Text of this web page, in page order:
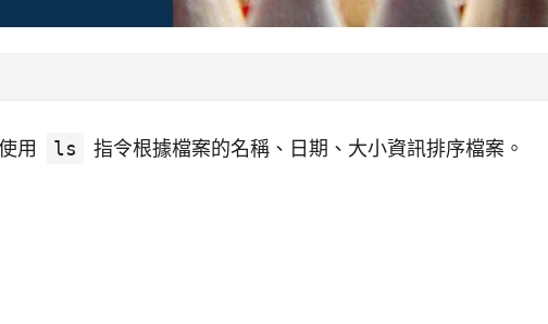
用 ls 指令根據檔案的名稱、日期、大小資訊排序檔案。